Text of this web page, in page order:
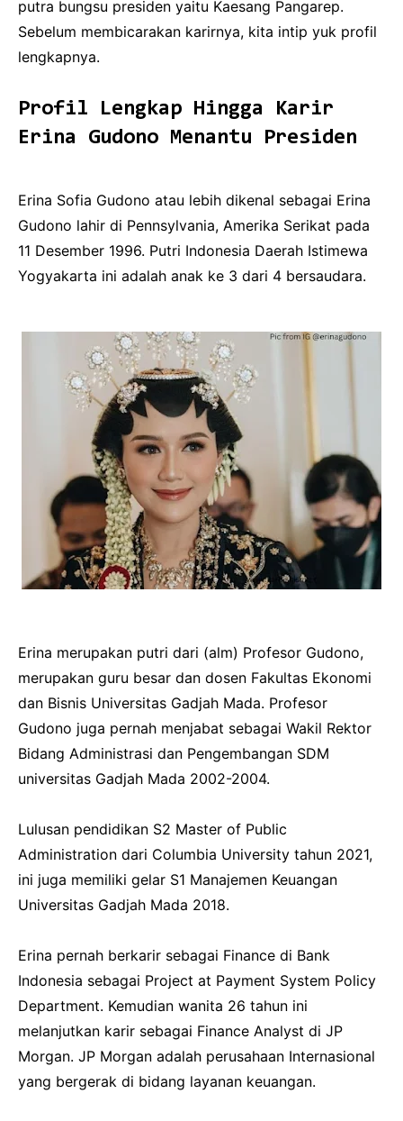
putra bungsu presiden yaitu Kaesang Pangarep.
Sebelum membicarakan karirnya, kita intip yuk profil
lengkapnya.
Profil Lengkap Hingga Karir
Erina Gudono Menantu Presiden
Erina Sofia Gudono atau lebih dikenal sebagai Erina
Gudono lahir di Pennsylvania, Amerika Serikat pada
11 Desember 1996. Putri Indonesia Daerah Istimewa
Yogyakarta ini adalah anak ke 3 dari 4 bersaudara.
Erina merupakan putri dari (alm) Profesor Gudono,
merupakan guru besar dan dosen Fakultas Ekonomi
dan Bisnis Universitas Gadjah Mada. Profesor
Gudono juga pernah menjabat sebagai Wakil Rektor
Bidang Administrasi dan Pengembangan SDM
universitas Gadjah Mada 2002-2004.
Lulusan pendidikan S2 Master of Public
Administration dari Columbia University tahun 2021,
ini juga memiliki gelar S1 Manajemen Keuangan
Universitas Gadjah Mada 2018.
Erina pernah berkarir sebagai Finance di Bank
Indonesia sebagai Project at Payment System Policy
Department. Kemudian wanita 26 tahun ini
melanjutkan karir sebagai Finance Analyst di JP
Morgan. JP Morgan adalah perusahaan Internasional
yang bergerak di bidang layanan keuangan.